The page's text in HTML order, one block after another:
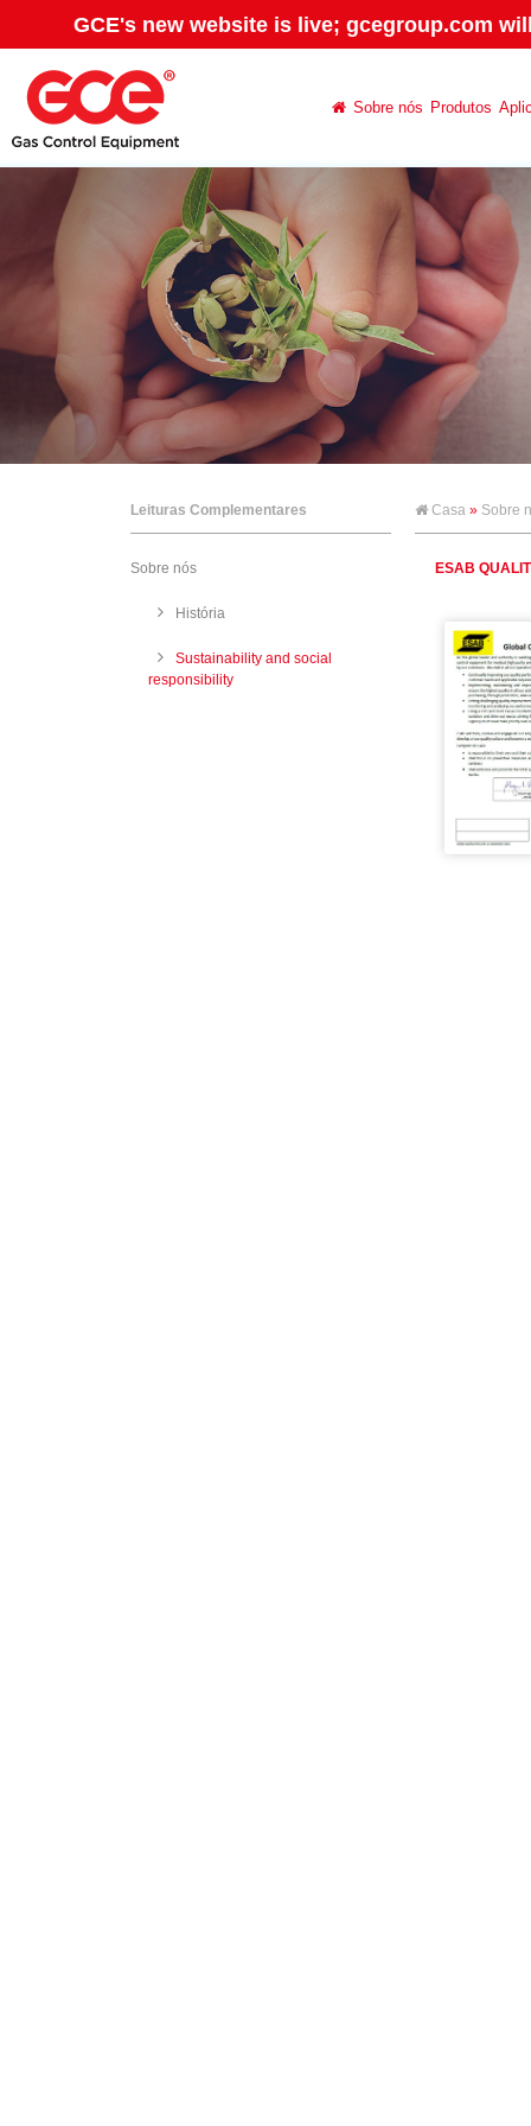
GCE's new website is live; gcegroup.com
Sobre nós Produtos
Leituras Complementares
Sobre nós
História
Sustainability and social
responsibility
Casa » Sobre
ESAB